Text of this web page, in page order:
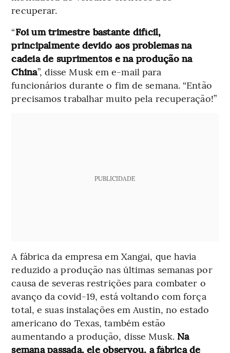
recuperar.
“Foi um trimestre bastante difícil,
principalmente devido aos problemas na
cadeia de suprimentos e na produção na
China”, disse Musk em e-mail para
funcionários durante o fim de semana. “Então
precisamos trabalhar muito pela recuperação!”
PUBLICIDADE
A fábrica da empresa em Xangai, que havia
reduzido a produção nas últimas semanas por
causa de severas restrições para combater o
avanço da covid-19, está voltando com força
total, e suas instalações em Austin, no estado
americano do Texas, também estão
aumentando a produção, disse Musk.Na
semana passada, ele observou, a fábrica de